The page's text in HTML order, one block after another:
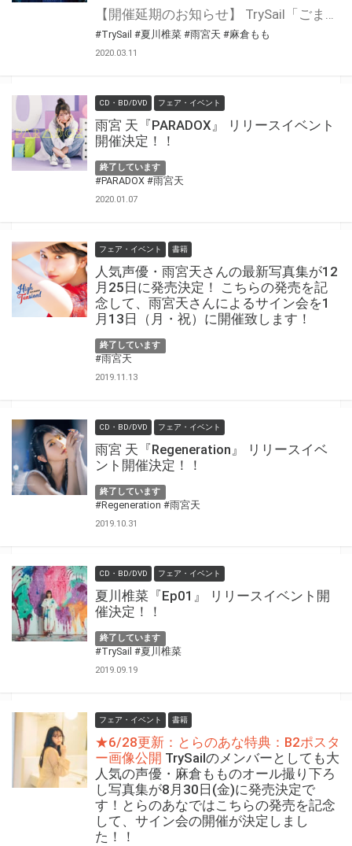
【開催延期のお知らせ】 TrySail「ごまかし／うつろい」リリースイベントにつきまして、昨今の新型コロナウイルスによる影響を鑑み、延期させていただきます。 ご応募の皆さまには、ご理解いただきますようお願い申し上げます。 具体的な延期日程が決まり次第、当選通知および詳細のご連絡を、当選者様にのみお送りさせていただきます。 ※当選通知：2020年3月中旬頃を予定しておりましたが、イベントの延期に伴い当選通知につきましても具体的な延期日程が決まり次第ご案内させていただきます。 ※ご応募いただいたフォーマットはそのまま有効となりますので、無くさないよう大切にお持ち下さい。 ※各会場イベント内容が変更となる場合がございます。あらかじめご了承ください。 https://trysail.jp/contents/304122 大人気声優ユニット『TrySail』の11thシングル『ごまかし／うつろい』の発売記念イベントが決定いたしました！ 対象商品を全額内金でご予約頂いた方に先着で、イベント参加応募券をプレゼント！ ご応募いただいた方の中から抽選で、発売記念イベントにご招待！ とらのあな対象店舗で、ご予約お待ちしております♪
#TrySail #夏川椎菜 #雨宮天 #麻倉もも
2020.03.11
CD・BD/DVD フェア・イベント
雨宮 天『PARADOX』 リリースイベント
開催決定！！
終了しています
#PARADOX #雨宮天
2020.01.07
フェア・イベント 書籍
人気声優・雨宮天さんの最新写真集が12
月25日に発売決定！ こちらの発売を記
念して、雨宮天さんによるサイン会を1
月13日（月・祝）に開催致します！
終了しています
#雨宮天
2019.11.13
CD・BD/DVD フェア・イベント
雨宮 天『Regeneration』 リリースイベ
ント開催決定！！
終了しています
#Regeneration #雨宮天
2019.10.31
CD・BD/DVD フェア・イベント
夏川椎菜『Ep01』 リリースイベント開
催決定！！
終了しています
#TrySail #夏川椎菜
2019.09.19
フェア・イベント 書籍
★6/28更新：とらのあな特典：B2ポスタ
ー画像公開 TrySailのメンバーとしても大
人気の声優・麻倉もものオール撮り下ろ
し写真集が8月30日(金)に発売決定で
す！とらのあなではこちらの発売を記念
して、サイン会の開催が決定しまし
た！！